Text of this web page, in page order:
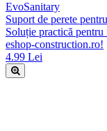
EvoSanitary
Suport de perete
Soluție practică
eshop-construction.ro!
4.99 Lei